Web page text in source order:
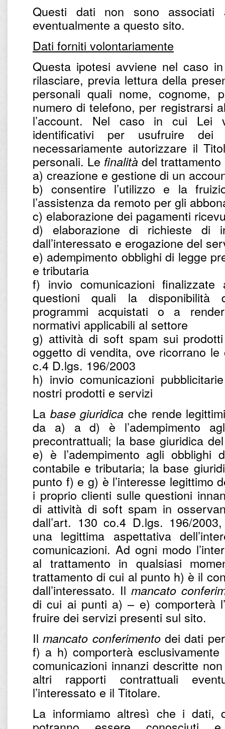
Questi dati non sono associati
eventualmente a questo sito.
Dati forniti volontariamente
Questa ipotesi avviene nel caso
rilasciare, previa lettura della
personali quali nome, cognome,
numero di telefono, per registrarsi
l’account. Nel caso in cui Lei
identificativi per usufruire
necessariamente autorizzare il
personali. Le finalità del
a) creazione e gestione di un
b) consentire l’utilizzo e la
l’assistenza da remoto per gli
c) elaborazione dei pagamenti
d) elaborazione di richieste di
dall’interessato e erogazione del
e) adempimento obblighi di legge
e tributaria
f) invio comunicazioni
questioni quali la disponibilità
programmi acquistati o a
normativi applicabili al settore
g) attività di soft spam sui
oggetto di vendita, ove ricorrano le
c.4 D.lgs. 196/2003
h) invio comunicazioni
nostri prodotti e servizi
La base giuridica che rende
da a) a d) è l’adempimento
precontrattuali; la base giuridica
e) è l’adempimento agli obblighi
contabile e tributaria; la base
punto f) e g) è l’interesse legittimo
i proprio clienti sulle questioni
di attività di soft spam in
dall’art. 130 co.4 D.lgs. 196/
una legittima aspettativa
comunicazioni. Ad ogni modo
al trattamento in qualsiasi
trattamento di cui al punto h) è il
dall’interessato. Il mancato
di cui ai punti a) – e) comporterà
fruire dei servizi presenti sul sito.
Ilmancato conferimentodei dati
f) a h) comporterà esclusivamente
comunicazioni innanzi descritte
altri rapporti contrattuali
l’interessato e il Titolare.
La informiamo altresì che i dati,